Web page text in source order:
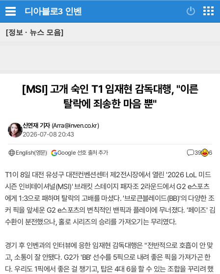
디아블로3 인벤
[정보 · 뉴스 모음]
[MSI]고개 숙인 T1 임재현 감독대행, "이른
탈락에 죄송한 마음 뿐"
신연재 기자 (Arra@inven.co.kr)
2026-07-08 20:43
English(영문) Google 선호 출처 추가 39 6
T1이 8일 대전 유성구 대전컨벤션센터 제2전시장에서 열린 '2026 LoL 미드
시즌 인비테이셔널(MSI)' 브래킷 스테이지 패자조 2라운드에서 G2 e스포츠
에게 1:3으로 패하며 탈락의 고배를 마셨다. '브로큰블레이드(BB)'의 다양한 조
커 픽을 앞세운 G2 e스포츠의 변칙적인 밴픽과 플레이에 무너졌다. '페이즈' 김
수환이 분전했으나, 홀로 시리즈의 승리를 가져오기는 무리였다.
경기 후 인벤과의 인터뷰에 응한 임재현 감독대행은 "전반적으로 호흡이 안 맞
고, 소통이 잘 안됐다. G2가 'BB' 선수를 5픽으로 내려 좋은 픽을 가져가곤 한
다. 우리도 1픽에서 좋은 걸 챙기고, 탑은 4대 6을 할 수 있는 조합을 꾸리려 했